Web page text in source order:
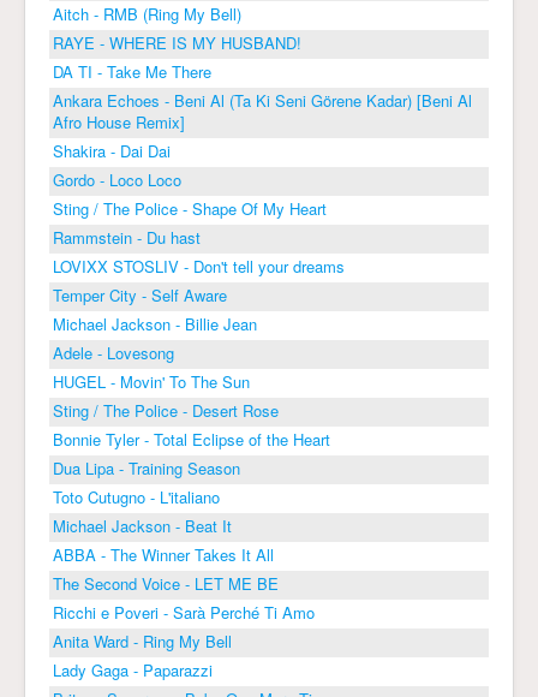
Aitch - RMB (Ring My Bell)
RAYE - WHERE IS MY HUSBAND!
DA TI - Take Me There
Ankara Echoes - Beni Al (Ta Ki Seni Görene Kadar) [Beni Al
Afro House Remix]
Shakira - Dai Dai
Gordo - Loco Loco
Sting / The Police - Shape Of My Heart
Rammstein - Du hast
LOVIXX STOSLIV - Don't tell your dreams
Temper City - Self Aware
Michael Jackson - Billie Jean
Adele - Lovesong
HUGEL - Movin' To The Sun
Sting / The Police - Desert Rose
Bonnie Tyler - Total Eclipse of the Heart
Dua Lipa - Training Season
Toto Cutugno - L'italiano
Michael Jackson - Beat It
ABBA - The Winner Takes It All
The Second Voice - LET ME BE
Ricchi e Poveri - Sarà Perché Ti Amo
Anita Ward - Ring My Bell
Lady Gaga - Paparazzi